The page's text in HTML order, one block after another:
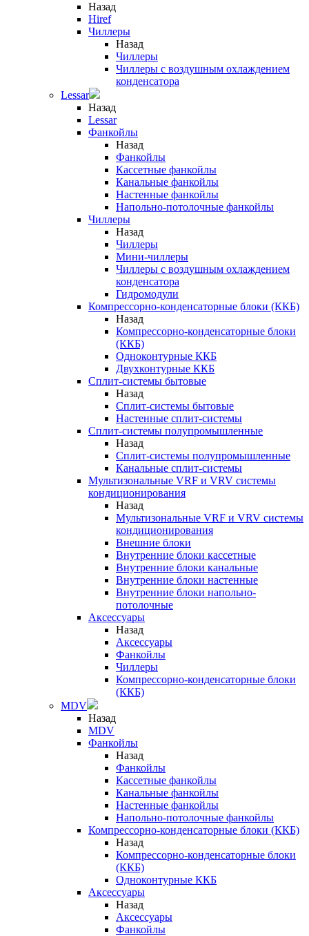
Назад
Hiref
Чиллеры
Назад
Чиллеры
Чиллеры с воздушным охлаждением
конденсатора
Lessar
Назад
Lessar
Фанкойлы
Назад
Фанкойлы
Кассетные фанкойлы
Канальные фанкойлы
Настенные фанкойлы
Напольно-потолочные фанкойлы
Чиллеры
Назад
Чиллеры
Мини-чиллеры
Чиллеры с воздушным охлаждением
конденсатора
Гидромодули
Компрессорно-конденсаторные блоки (ККБ)
Назад
Компрессорно-конденсаторные блоки
(ККБ)
Одноконтурные ККБ
Двухконтурные ККБ
Сплит-системы бытовые
Назад
Сплит-системы бытовые
Настенные сплит-системы
Сплит-системы полупромышленные
Назад
Сплит-системы полупромышленные
Канальные сплит-системы
Мультизональные VRF и VRV системы
кондиционирования
Назад
Мультизональные VRF и VRV системы
кондиционирования
Внешние блоки
Внутренние блоки кассетные
Внутренние блоки канальные
Внутренние блоки настенные
Внутренние блоки напольно-
потолочные
Аксессуары
Назад
Аксессуары
Фанкойлы
Чиллеры
Компрессорно-конденсаторные блоки
(ККБ)
MDV
Назад
MDV
Фанкойлы
Назад
Фанкойлы
Кассетные фанкойлы
Канальные фанкойлы
Настенные фанкойлы
Напольно-потолочные фанкойлы
Компрессорно-конденсаторные блоки (ККБ)
Назад
Компрессорно-конденсаторные блоки
(ККБ)
Одноконтурные ККБ
Аксессуары
Назад
Аксессуары
Фанкойлы